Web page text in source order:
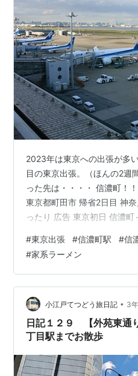
2023年は東京への出張が多
目の東京出張。（ほんの2週
った先は・・・・ 信濃町！
東京都町田市 帰省2日目 神
ったり 広告 東京初日 信濃町
野尻湖があったりナウマンゾ
高原があったり・・・ ・・
信濃町じゃなーーーい！！
ある信濃町駅ね！ 少し前に
よね(笑) さてさて、信濃町っ
と関…
#東京出張 #信濃町駅 #信
#家系ラーメン
小江戸てつどう旅日記 • 3
日記１２９ 【外苑東通
丁目駅までお散歩